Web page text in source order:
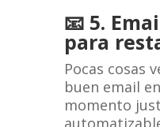
📧 5.
para
Pocas cosas
buen email
momento